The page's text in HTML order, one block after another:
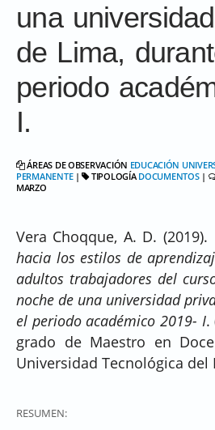
una
de Lima,
periodo
I.
ÁREAS DE OBSERVACIÓN EDUCACIÓN
PERMANENTE| TIPOLOGÍADOCUMENTOS|
MARZO
Vera Choqque, A. D.
hacia los estilos de
adultos trabajadores del
noche de una universidad
el periodo académico 2019- I.
grado de Maestro en
Universidad Tecnológica del
RESUMEN: